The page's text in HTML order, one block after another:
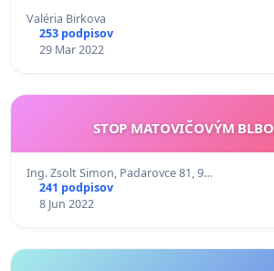
Valéria Birkova
253 podpisov
29 Mar 2022
STOP MATOVIČOVÝM
Ing. Zsolt Simon, Padarovce 81, 9…
241 podpisov
8 Jun 2022